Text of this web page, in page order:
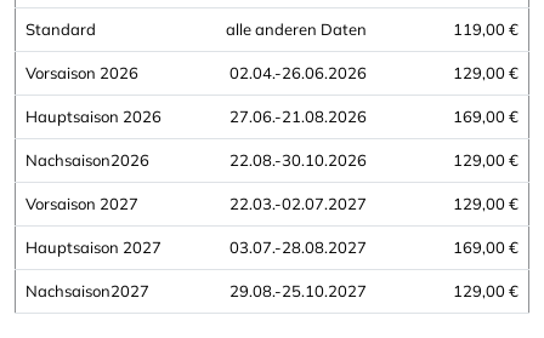
Standard alle anderen Daten 119,00 €
Vorsaison 2026 02.04.-26.06.2026 129,00 €
Hauptsaison 2026 27.06.-21.08.2026 169,00 €
Nachsaison2026 22.08.-30.10.2026 129,00 €
Vorsaison 2027 22.03.-02.07.2027 129,00 €
Hauptsaison 2027 03.07.-28.08.2027 169,00 €
Nachsaison2027 29.08.-25.10.2027 129,00 €